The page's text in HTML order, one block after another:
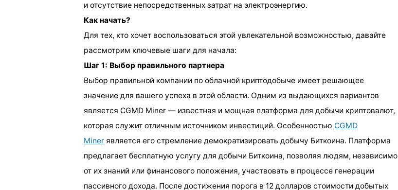
и отсутствие непосредственных затрат на электроэнергию.
Как начать?
Для тех, кто хочет воспользоваться этой увлекательной возможностью, давайте
рассмотрим ключевые шаги для начала:
Шаг 1: Выбор правильного партнера
Выбор правильной компании по облачной криптодобыче имеет решающее
значение для вашего успеха в этой области. Одним из выдающихся вариантов
является CGMD Miner — известная и мощная платформа для добычи криптовалют,
которая служит отличным источником инвестиций. Особенностью CGMD
Miner является его стремление демократизировать добычу Биткоина. Платформа
предлагает бесплатную услугу для добычи Биткоина, позволяя людям, независимо
от их знаний или финансового положения, участвовать в процессе генерации
пассивного дохода. После достижения порога в 12 долларов стоимости добытых